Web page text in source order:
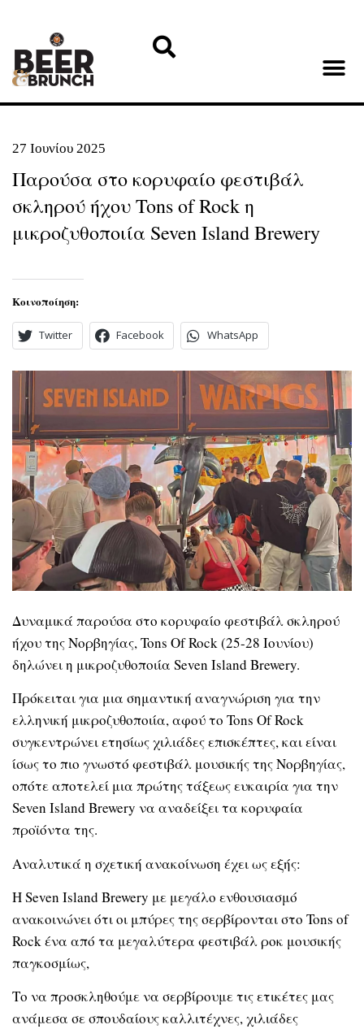
27 Ιουνίου 2025
Παρούσα στο κορυφαίο φεστιβάλ
σκληρού ήχου Tons of Rock η
μικροζυθοποιία Seven Island Brewery
Κοινοποίηση:
Twitter Facebook WhatsApp
Δυναμικά παρούσα στο κορυφαίο φεστιβάλ σκληρού
ήχου της Νορβηγίας, Tons Of Rock (25-28 Ιουνίου)
δηλώνει η μικροζυθοποιία Seven Island Brewery.
Πρόκειται για μια σημαντική αναγνώριση για την
ελληνική μικροζυθοποιία, αφού το Tons Of Rock
συγκεντρώνει ετησίως χιλιάδες επισκέπτες, και είναι
ίσως το πιο γνωστό φεστιβάλ μουσικής της Νορβηγίας,
οπότε αποτελεί μια πρώτης τάξεως ευκαιρία για την
Seven Island Brewery να αναδείξει τα κορυφαία
προϊόντα της.
Αναλυτικά η σχετική ανακοίνωση έχει ως εξής:
Η Seven Island Brewery με μεγάλο ενθουσιασμό
ανακοινώνει ότι οι μπύρες της σερβίρονται στο Tons of
Rock ένα από τα μεγαλύτερα φεστιβάλ ροκ μουσικής
παγκοσμίως,
Το να προσκληθούμε να σερβίρουμε τις ετικέτες μας
ανάμεσα σε σπουδαίους καλλιτέχνες, χιλιάδες